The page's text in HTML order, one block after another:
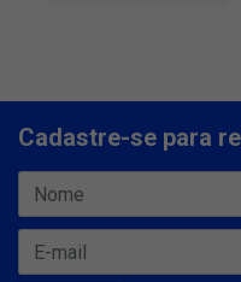
Cadastre-se para